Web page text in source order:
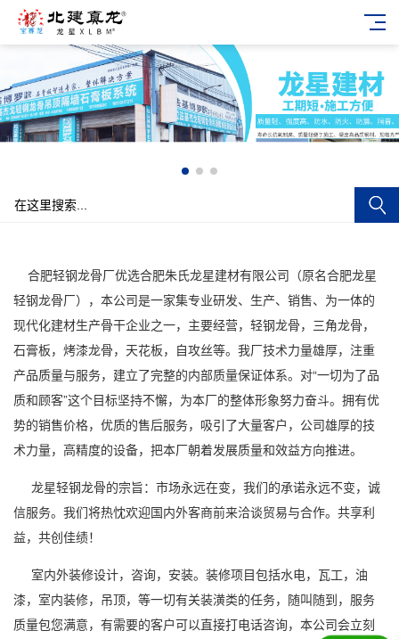
合肥轻钢龙骨厂优选合肥朱氏龙星建材有限公司（原名合肥龙星
轻钢龙骨厂），本公司是一家集专业研发、生产、销售、为一体的
现代化建材生产骨干企业之一，主要经营，轻钢龙骨，三角龙骨，
石膏板，烤漆龙骨，天花板，自攻丝等。 我厂技术力量雄厚，注重
产品质量与服务，建立了完整的内部质量保证体系。对“一切为了品
质和顾客”这个目标坚持不懈，为本厂的整体形象努力奋斗。拥有优
势的销售价格，优质的售后服务，吸引了大量客户，公司雄厚的技
术力量，高精度的设备，把本厂朝着发展质量和效益方向推进。
龙星轻钢龙骨的宗旨：市场永远在变，我们的承诺永远不变，诚
信服务。我们将热忱欢迎国内外客商前来洽谈贸易与合作。共享利
益，共创佳绩！
室内外装修设计，咨询，安装。装修项目包括水电，瓦工，油
漆，室内装修，吊顶，等一切有关装潢类的任务，随叫随到，服务
质量包您满意，有需要的客户可以直接打电话咨询，本公司会立刻